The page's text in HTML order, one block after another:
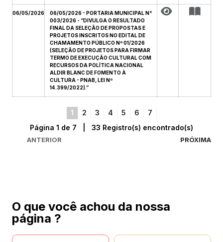
06/05/2026
06/05/2026 - PORTARIA MUNICIPAL N°
003/2026 - “DIVULGA O RESULTADO
FINAL DA SELEÇÃO DE PROPOSTAS E
PROJETOS INSCRITOS NO EDITAL DE
CHAMAMENTO PÚBLICO Nº 01/2026
(SELEÇÃO DE PROJETOS PARA FIRMAR
TERMO DE EXECUÇÃO CULTURAL COM
RECURSOS DA POLÍTICA NACIONAL
ALDIR BLANC DE FOMENTO À
CULTURA - PNAB, LEI Nº
14.399/2022).”
1 2 3 4 5 6 7
ANTERIOR
Página 1 de 7 | 33 Registro(s) encontrado(s)
PRÓXIMA
O que você achou da nossa
página ?